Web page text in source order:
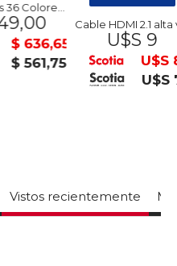
Acuarelas 36 Colores Giotto
$ 636,65
$ 561,75
Cable HDMI 2.1 alta velocidad HP 1M
U$S 9
U$S 8
U$S 7
Vistos recientemente